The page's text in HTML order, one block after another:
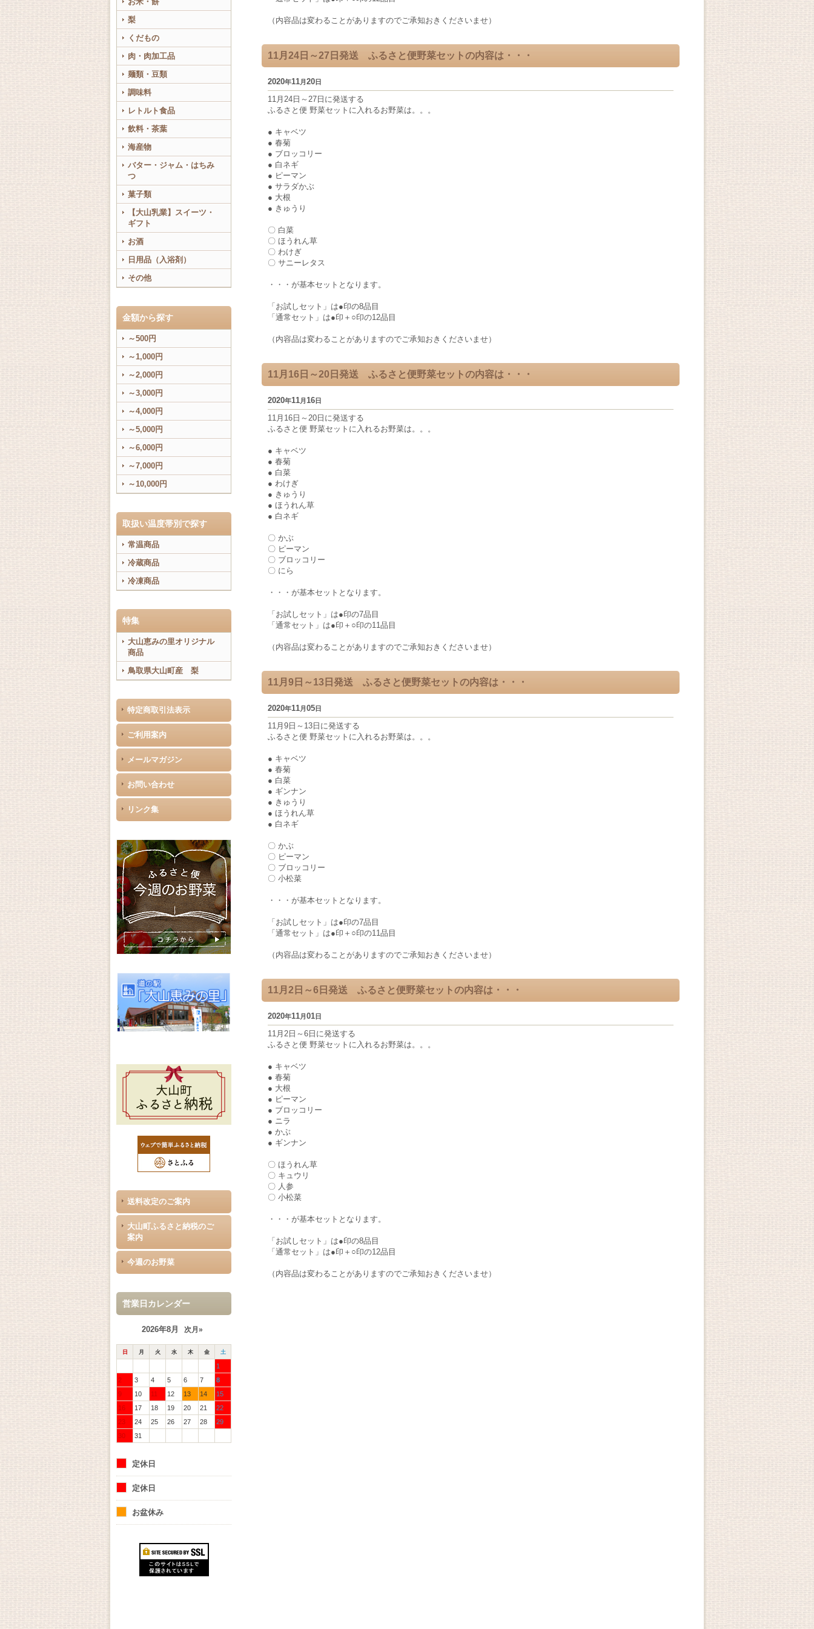
梨
くだもの
肉・肉加工品
麺類・豆類
調味料
レトルト食品
飲料・茶葉
海産物
バター・ジャム・はちみ
つ
菓子類
【大山乳業】スイーツ・
ギフト
お酒
日用品（入浴剤）
その他
金額から探す
～500円
～1,000円
～2,000円
～3,000円
～4,000円
～5,000円
～6,000円
～7,000円
～10,000円
取扱い温度帯別で探す
常温商品
冷蔵商品
冷凍商品
特集
大山恵みの里オリジナル
商品
鳥取県大山町産 梨
特定商取引法表示
ご利用案内
メールマガジン
お問い合わせ
リンク集
送料改定のご案内
大山町ふるさと納税のご
案内
今週のお野菜
営業日カレンダー
2026年8月 次月»
日 月 火 水 木 金 土
1
2
3 4 5 6 7
8
9
10 11 12 13 14
15
16
17 18 19 20 21
22
23
24 25 26 27 28
29
30
31
定休日
定休日
お盆休み
（内容品は変わることがありますのでご承知おきくださいませ）
11月24日～27日発送 ふるさと便野菜セットの内容は・・・
2020年11月20日
11月24日～27日に発送する
ふるさと便 野菜セットに入れるお野菜は。。。
● キャベツ
● 春菊
● ブロッコリー
● 白ネギ
● ピーマン
● サラダかぶ
● 大根
● きゅうり
〇 白菜
〇 ほうれん草
〇 わけぎ
〇 サニーレタス
・・・が基本セットとなります。
「お試しセット」は●印の8品目
「通常セット」は●印＋○印の12品目
（内容品は変わることがありますのでご承知おきくださいませ）
11月16日～20日発送 ふるさと便野菜セットの内容は・・・
2020年11月16日
11月16日～20日に発送する
ふるさと便 野菜セットに入れるお野菜は。。。
● キャベツ
● 春菊
● 白菜
● わけぎ
● きゅうり
● ほうれん草
● 白ネギ
〇 かぶ
〇 ピーマン
〇 ブロッコリー
〇 にら
・・・が基本セットとなります。
「お試しセット」は●印の7品目
「通常セット」は●印＋○印の11品目
（内容品は変わることがありますのでご承知おきくださいませ）
11月9日～13日発送 ふるさと便野菜セットの内容は・・・
2020年11月05日
11月9日～13日に発送する
ふるさと便 野菜セットに入れるお野菜は。。。
● キャベツ
● 春菊
● 白菜
● ギンナン
● きゅうり
● ほうれん草
● 白ネギ
〇 かぶ
〇 ピーマン
〇 ブロッコリー
〇 小松菜
・・・が基本セットとなります。
「お試しセット」は●印の7品目
「通常セット」は●印＋○印の11品目
（内容品は変わることがありますのでご承知おきくださいませ）
11月2日～6日発送 ふるさと便野菜セットの内容は・・・
2020年11月01日
11月2日～6日に発送する
ふるさと便 野菜セットに入れるお野菜は。。。
● キャベツ
● 春菊
● 大根
● ピーマン
● ブロッコリー
● ニラ
● かぶ
● ギンナン
〇 ほうれん草
〇 キュウリ
〇 人参
〇 小松菜
・・・が基本セットとなります。
「お試しセット」は●印の8品目
「通常セット」は●印＋○印の12品目
（内容品は変わることがありますのでご承知おきくださいませ）